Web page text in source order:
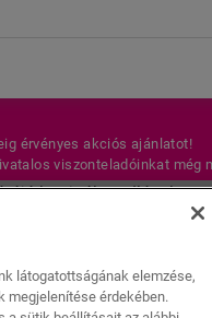
érvényes akciós ajánlatot!
viszonteladóinkat még
látogatottságának elemzése,
megjelenítése érdekében.